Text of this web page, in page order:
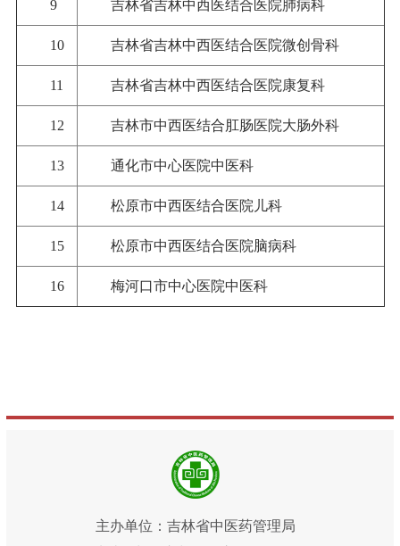
9 吉林省吉林中西医结合医院肺病科
10 吉林省吉林中西医结合医院微创骨科
11 吉林省吉林中西医结合医院康复科
12 吉林市中西医结合肛肠医院大肠外科
13 通化市中心医院中医科
14 松原市中西医结合医院儿科
15 松原市中西医结合医院脑病科
16 梅河口市中心医院中医科
主办单位：吉林省中医药管理局